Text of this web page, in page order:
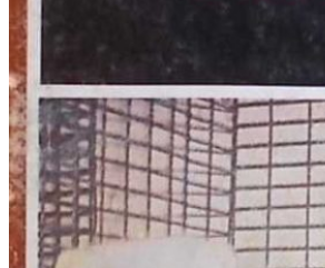
RJEČNICI, GRAMATIKE,
ŠAH
SPORT
STRIPOVI
TEHNIČKE ZNANOSTI
TEORIJA I POVIJEST
VEDUTE
ZAGREB
ZEMLJOVIDI
Otkup knjiga
O nama